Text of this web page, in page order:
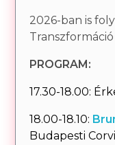
2026-ban is
PROGRAM:
17.30-18.00:
18.00-18.10:
Budapesti